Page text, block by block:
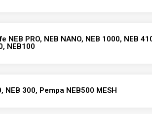
NEB PRO, NEB NANO, NEB 1000, NEB
NEB100
NEB 300, Pempa NEB500 MESH